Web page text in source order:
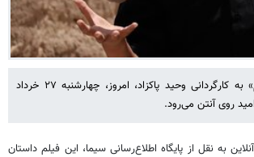
فیلم تلویزیونی «سلیم» به کارگردانی وحید پاکزاد، امروز، چهارشنبه ۲۷ خرداد
به نقل از پایگاه اطلاع‌رسانی سیما، این فیلم داستان